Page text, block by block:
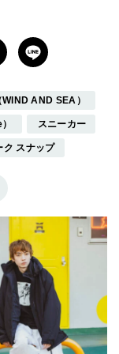
AND SEA）
スニーカー
ク スナップ